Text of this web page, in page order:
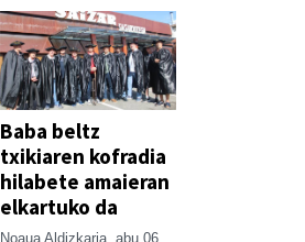
Baba beltz
txikiaren kofradia
hilabete amaieran
elkartuko da
Noaua Aldizkaria abu 06